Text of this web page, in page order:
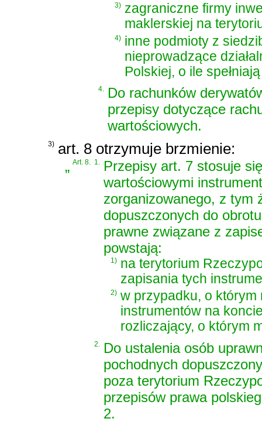
3) zagraniczne firmy
maklerskiej na
4) inne podmioty z
nieprowadzące
Polskiej, o ile
4. Do rachunków
przepisy dotyczące
wartościowych.
3) art. 8 otrzymuje brzmienie:
„Art. 8. 1.
Przepisy art. 7 stosuje
wartościowymi
zorganizowanego, z tym
dopuszczonych do
prawne związane z
powstają:
1) na terytorium
zapisania tych
2) w przypadku, o którym
instrumentów na
rozliczający, o którym
2. Do ustalenia osób
pochodnych
poza terytorium
przepisów prawa
2.